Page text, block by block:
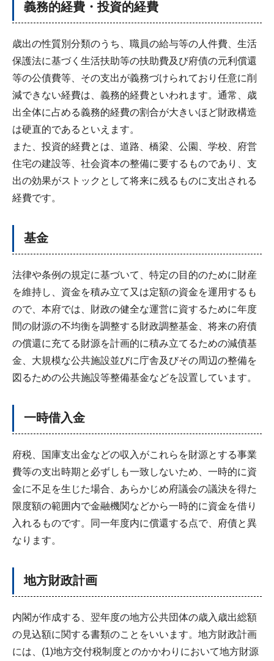
義務的経費・投資的経費
歳出の性質別分類のうち、職員の給与等の人件費、生活
保護法に基づく生活扶助等の扶助費及び府債の元利償還
等の公債費等、その支出が義務づけられており任意に削
減できない経費は、義務的経費といわれます。通常、歳
出全体に占める義務的経費の割合が大きいほど財政構造
は硬直的であるといえます。
また、投資的経費とは、道路、橋梁、公園、学校、府営
住宅の建設等、社会資本の整備に要するものであり、支
出の効果がストックとして将来に残るものに支出される
経費です。
基金
法律や条例の規定に基づいて、特定の目的のために財産
を維持し、資金を積み立て又は定額の資金を運用するも
ので、本府では、財政の健全な運営に資するために年度
間の財源の不均衡を調整する財政調整基金、将来の府債
の償還に充てる財源を計画的に積み立てるための減債基
金、大規模な公共施設並びに庁舎及びその周辺の整備を
図るための公共施設等整備基金などを設置しています。
一時借入金
府税、国庫支出金などの収入がこれらを財源とする事業
費等の支出時期と必ずしも一致しないため、一時的に資
金に不足を生じた場合、あらかじめ府議会の議決を得た
限度額の範囲内で金融機関などから一時的に資金を借り
入れるものです。同一年度内に償還する点で、府債と異
なります。
地方財政計画
内閣が作成する、翌年度の地方公共団体の歳入歳出総額
の見込額に関する書類のことをいいます。地方財政計画
には、(1)地方交付税制度とのかかわりにおいて地方財源